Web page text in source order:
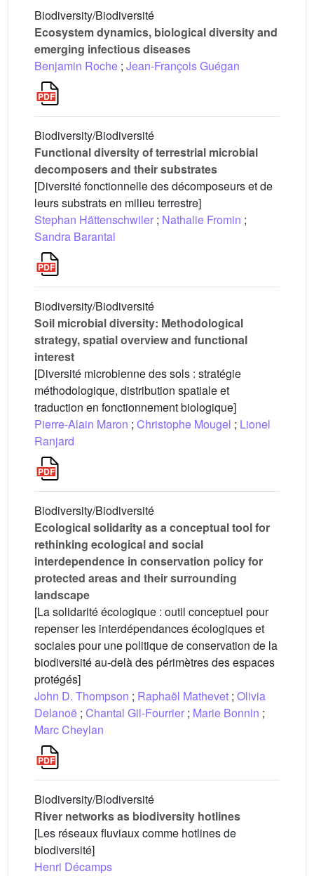
Biodiversity/Biodiversité
Ecosystem dynamics, biological diversity and
emerging infectious diseases
Benjamin Roche ; Jean-François Guégan
Biodiversity/Biodiversité
Functional diversity of terrestrial microbial
decomposers and their substrates
[Diversité fonctionnelle des décomposeurs et de
leurs substrats en milieu terrestre]
Stephan Hättenschwiler ; Nathalie Fromin ;
Sandra Barantal
Biodiversity/Biodiversité
Soil microbial diversity: Methodological
strategy, spatial overview and functional
interest
[Diversité microbienne des sols : stratégie
méthodologique, distribution spatiale et
traduction en fonctionnement biologique]
Pierre-Alain Maron ; Christophe Mougel ; Lionel
Ranjard
Biodiversity/Biodiversité
Ecological solidarity as a conceptual tool for
rethinking ecological and social
interdependence in conservation policy for
protected areas and their surrounding
landscape
[La solidarité écologique : outil conceptuel pour
repenser les interdépendances écologiques et
sociales pour une politique de conservation de la
biodiversité au-delà des périmètres des espaces
protégés]
John D. Thompson ; Raphaël Mathevet ; Olivia
Delanoë ; Chantal Gil-Fourrier ; Marie Bonnin ;
Marc Cheylan
Biodiversity/Biodiversité
River networks as biodiversity hotlines
[Les réseaux fluviaux comme hotlines de
biodiversité]
Henri Décamps